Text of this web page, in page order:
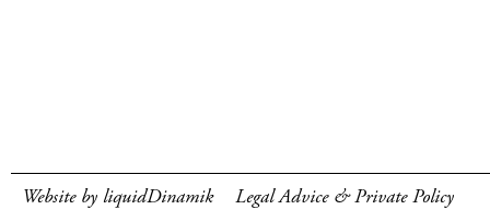
Website by liquidDinamik Legal Advice & Private Policy